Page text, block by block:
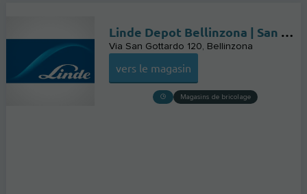
Linde Depot Bellinzona | San Paolo Car SA
Via San Gottardo 120 Bellinzona
vers le magasin
Magasins de bricolage